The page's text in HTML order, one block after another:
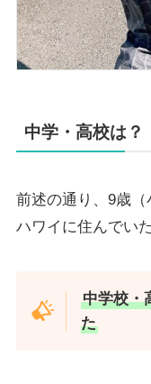
中学・高校は？
前述の通り、9歳
ハワイに住んでい
中学校・
た